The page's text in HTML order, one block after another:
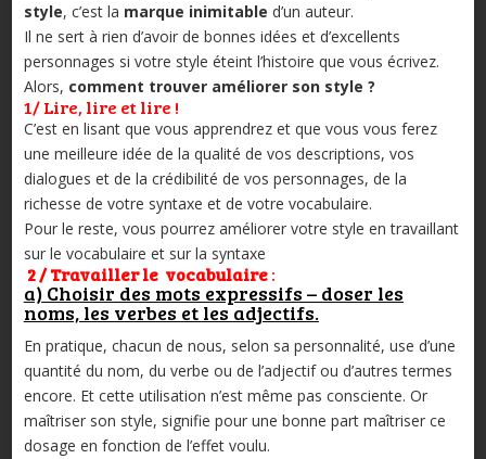
style, c’est la marque inimitable d’un auteur.
Il ne sert à rien d’avoir de bonnes idées et d’excellents
personnages si votre style éteint l’histoire que vous écrivez.
Alors, comment trouver améliorer son style ?
1/ Lire, lire et lire !
C’est en lisant que vous apprendrez et que vous vous ferez
une meilleure idée de la qualité de vos descriptions, vos
dialogues et de la crédibilité de vos personnages, de la
richesse de votre syntaxe et de votre vocabulaire.
Pour le reste, vous pourrez améliorer votre style en travaillant
sur le vocabulaire et sur la syntaxe
2 / Travailler le vocabulaire:
a) Choisir des mots expressifs – doser les
noms, les verbes et les adjectifs.
En pratique, chacun de nous, selon sa personnalité, use d’une
quantité du nom, du verbe ou de l’adjectif ou d’autres termes
encore. Et cette utilisation n’est même pas consciente. Or
maîtriser son style, signifie pour une bonne part maîtriser ce
dosage en fonction de l’effet voulu.